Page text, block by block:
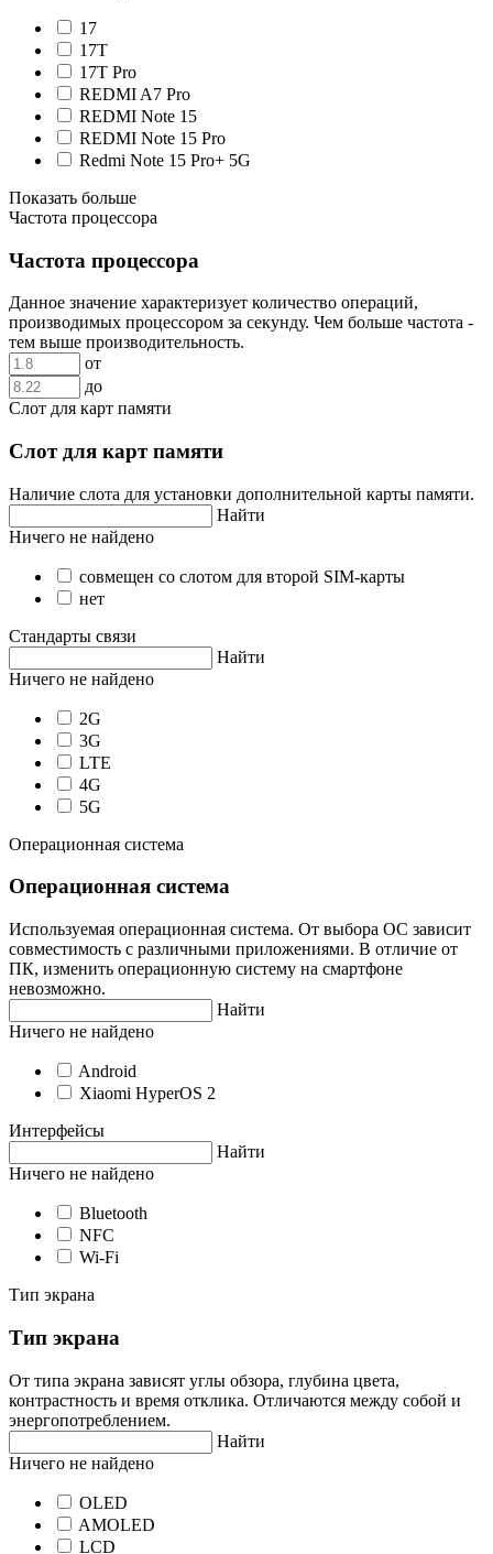
17
17T
17T Pro
REDMI A7 Pro
REDMI Note 15
REDMI Note 15 Pro
Redmi Note 15 Pro+ 5G
Показать больше
Частота процессора
Частота процессора
Данное значение характеризует количество операций,
производимых процессором за секунду. Чем больше частота -
тем выше производительность.
от
до
Слот для карт памяти
Слот для карт памяти
Наличие слота для установки дополнительной карты памяти.
Найти
Ничего не найдено
совмещен со слотом для второй SIM-карты
нет
Стандарты связи
Найти
Ничего не найдено
2G
3G
LTE
4G
5G
Операционная система
Операционная система
Используемая операционная система. От выбора ОС зависит
совместимость с различными приложениями. В отличие от
ПК, изменить операционную систему на смартфоне
невозможно.
Найти
Ничего не найдено
Android
Xiaomi HyperOS 2
Интерфейсы
Найти
Ничего не найдено
Bluetooth
NFC
Wi-Fi
Тип экрана
Тип экрана
От типа экрана зависят углы обзора, глубина цвета,
контрастность и время отклика. Отличаются между собой и
энергопотреблением.
Найти
Ничего не найдено
OLED
AMOLED
LCD